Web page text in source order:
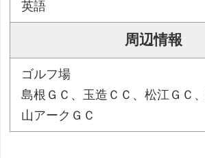
英語
周辺情報
ゴルフ場
島根ＧＣ、玉造ＣＣ、松江ＧＣ
山アークＧＣ